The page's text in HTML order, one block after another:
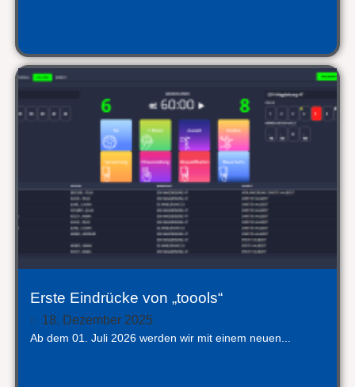
Erste Eindrücke von „toools“
18. Dezember 2025
Ab dem 01. Juli 2026 werden wir mit einem neuen...